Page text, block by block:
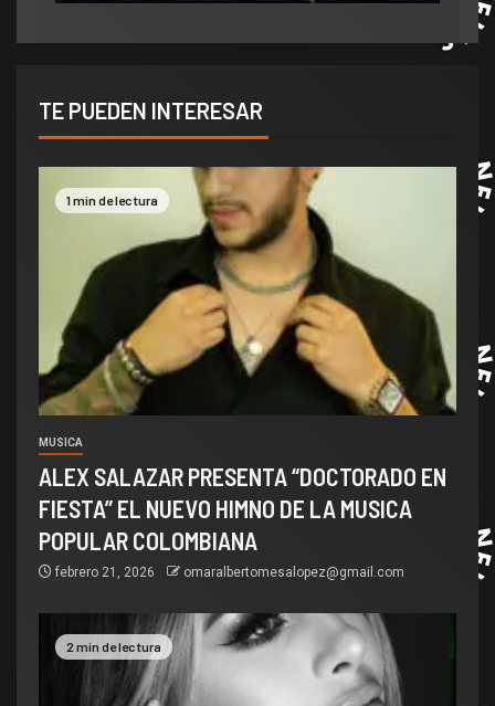
TE PUEDEN INTERESAR
1 min de lectura
MUSICA
ALEX SALAZAR PRESENTA “DOCTORADO EN
FIESTA” EL NUEVO HIMNO DE LA MUSICA
POPULAR COLOMBIANA
febrero 21, 2026 omaralbertomesalopez@gmail.com
2 min de lectura